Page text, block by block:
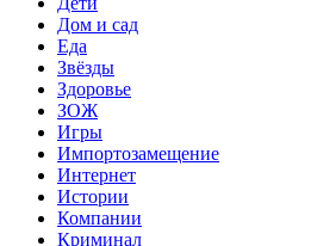
Дом и сад
Еда
Звёзды
Здоровье
ЗОЖ
Игры
Импортозамещение
Интернет
Истории
Компании
Криминал